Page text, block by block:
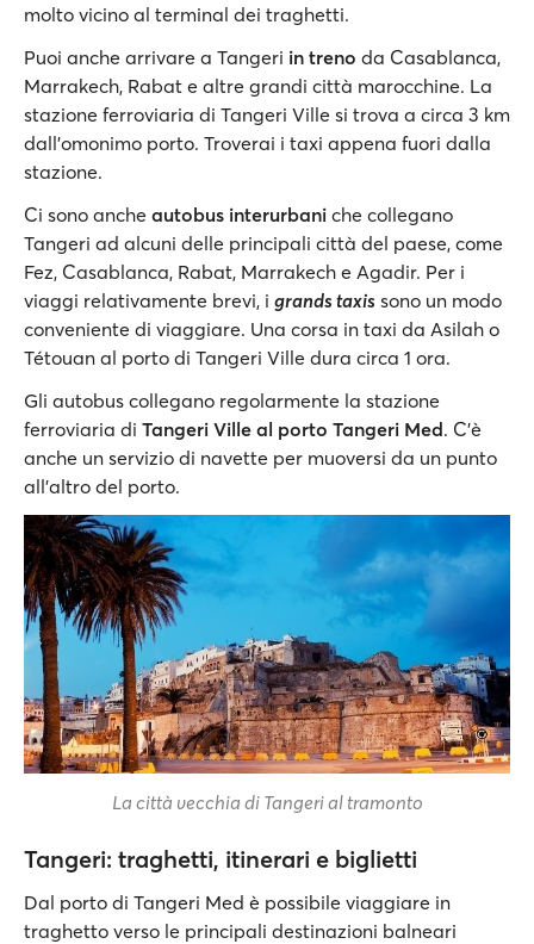
molto vicino al terminal dei traghetti.
Puoi anche arrivare a Tangeri in treno da Casablanca,
Marrakech, Rabat e altre grandi città marocchine. La
stazione ferroviaria di Tangeri Ville si trova a circa 3 km
dall’omonimo porto. Troverai i taxi appena fuori dalla
stazione.
Ci sono anche autobus interurbani che collegano
Tangeri ad alcuni delle principali città del paese, come
Fez, Casablanca, Rabat, Marrakech e Agadir. Per i
viaggi relativamente brevi, i grands taxis sono un modo
conveniente di viaggiare. Una corsa in taxi da Asilah o
Tétouan al porto di Tangeri Ville dura circa 1 ora.
Gli autobus collegano regolarmente la stazione
ferroviaria di Tangeri Ville al porto Tangeri Med. C'è
anche un servizio di navette per muoversi da un punto
all’altro del porto.
La città vecchia di Tangeri al tramonto
Tangeri: traghetti, itinerari e biglietti
Dal porto di Tangeri Med è possibile viaggiare in
traghetto verso le principali destinazioni balneari